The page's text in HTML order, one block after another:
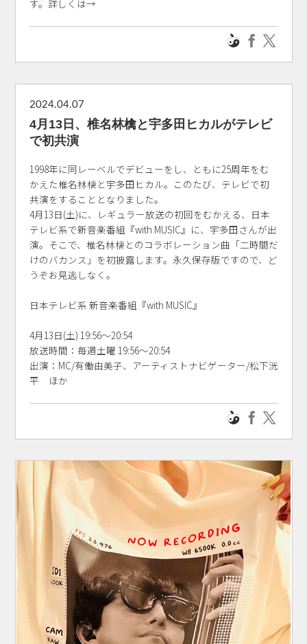
す。詳しくは→
2024.04.07
4月13日、椎名林檎と宇多田ヒカルがテレビ
で初共演
1998年に同レーベルでデビューをし、ともに25周年をむ
かえた椎名林檎と宇多田ヒカル。このたび、テレビで初
共演をすることとなりました。
4月13日(土)に、レギュラー放送の初回をむかえる、日本
テレビ系で新音楽番組『with MUSIC』に、宇多田さんが出
演。そこで、椎名林檎とのコラボレーション曲「二時間だ
けのバカンス」を初披露します。永久保存版ですので、ど
うぞお見逃しなく。
日本テレビ系 新音楽番組『with MUSIC』
4月13日(土) 19:56～20:54
放送時間：毎週土曜 19:56～20:54
出演：MC/有働由美子、アーティストナビゲーター/松下洸
平 ほか